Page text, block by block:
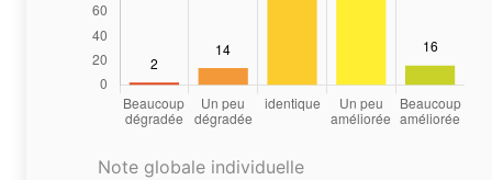
Note globale individuelle